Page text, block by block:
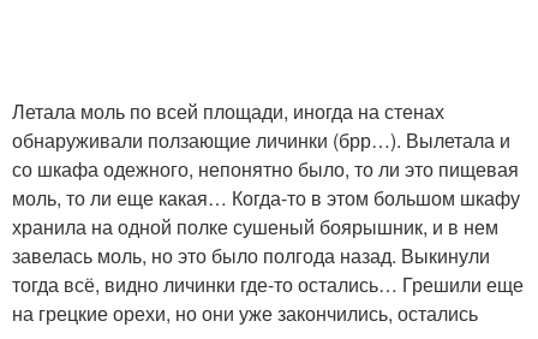
Летала моль по всей площади, иногда на стенах
обнаруживали ползающие личинки (брр…). Вылетала и
со шкафа одежного, непонятно было, то ли это пищевая
моль, то ли еще какая… Когда-то в этом большом шкафу
хранила на одной полке сушеный боярышник, и в нем
завелась моль, но это было полгода назад. Выкинули
тогда всё, видно личинки где-то остались… Грешили еще
на грецкие орехи, но они уже закончились, остались